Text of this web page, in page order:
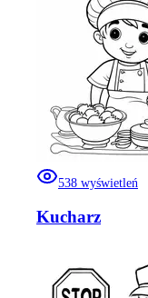
538 wyświetleń
Kucharz